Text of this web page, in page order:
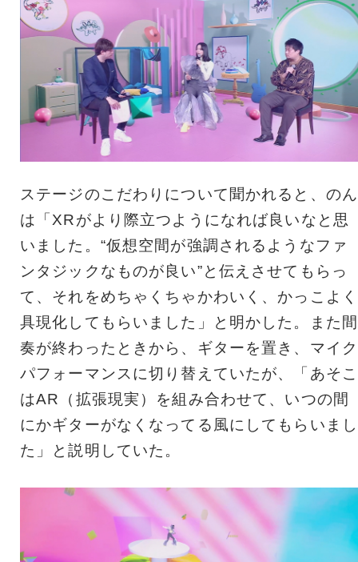
ステージのこだわりについて聞かれると、のん
は「XRがより際立つようになれば良いなと思
いました。“仮想空間が強調されるようなファ
ンタジックなものが良い”と伝えさせてもらっ
て、それをめちゃくちゃかわいく、かっこよく
具現化してもらいました」と明かした。また間
奏が終わったときから、ギターを置き、マイク
パフォーマンスに切り替えていたが、「あそこ
はAR（拡張現実）を組み合わせて、いつの間
にかギターがなくなってる風にしてもらいまし
た」と説明していた。